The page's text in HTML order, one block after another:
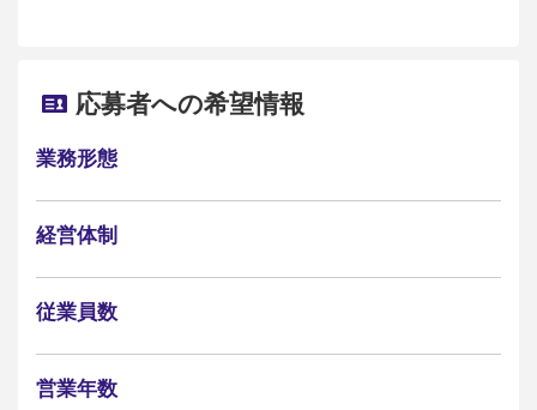
応募者への希望情報
業務形態
経営体制
従業員数
営業年数